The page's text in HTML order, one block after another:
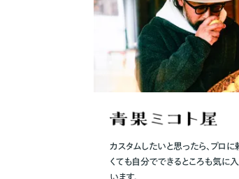
カスタムしたいと思ったら、プロに
くても自分でできるところも気に